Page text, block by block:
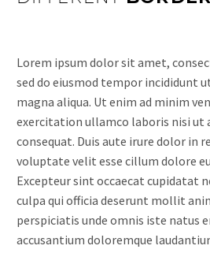
Lorem ipsum dolor sit amet,
sed do eiusmod tempor incididunt
magna aliqua. Ut enim ad minim
exercitation ullamco laboris nisi ut
consequat. Duis aute irure dolor in
voluptate velit esse cillum dolore
Excepteur sint occaecat cupidatat
culpa qui officia deserunt mollit
perspiciatis unde omnis iste natus
accusantium doloremque